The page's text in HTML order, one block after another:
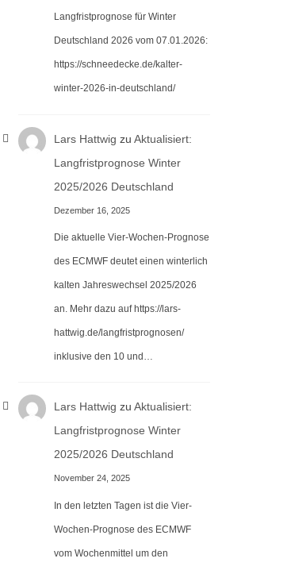
Langfristprognose für Winter
Deutschland 2026 vom 07.01.2026:
https://schneedecke.de/kalter-
winter-2026-in-deutschland/
Lars Hattwig zu Aktualisiert:
Langfristprognose Winter
2025/2026 Deutschland
Dezember 16, 2025
Die aktuelle Vier-Wochen-Prognose
des ECMWF deutet einen winterlich
kalten Jahreswechsel 2025/2026
an. Mehr dazu auf https://lars-
hattwig.de/langfristprognosen/
inklusive den 10 und…
Lars Hattwig zu Aktualisiert:
Langfristprognose Winter
2025/2026 Deutschland
November 24, 2025
In den letzten Tagen ist die Vier-
Wochen-Prognose des ECMWF
vom Wochenmittel um den